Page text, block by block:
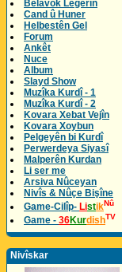
Belavok Lêgerîn
Cand û Huner
Helbestên Gel
Forum
Ankêt
Nuce
Album
Slayd Show
Muzîka Kurdî - 1
Muzîka Kurdî - 2
Kovara Xebat Vejîn
Kovara Xoybun
Pelgeyên bi Kurdî
Perwerdeya Siyasî
Malperên Kurdan
Li ser me
Arsiva Nûceyan
Nivîs & Nûçe Bişîne
Game-Cilîp- ListikNû
Game - 36KurdishTV
Nivîskar